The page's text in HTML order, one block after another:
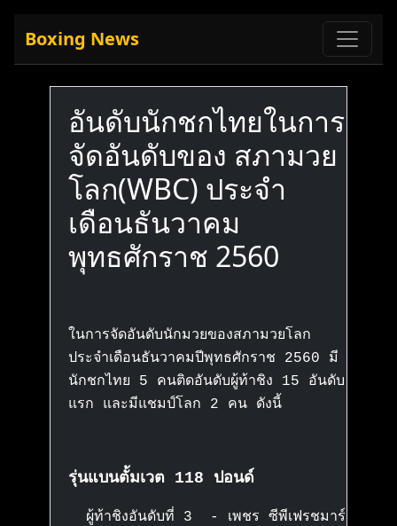
Boxing News
อันดับนักชกไทยในการ
จัดอันดับของ สภามวย
โลก(WBC) ประจำ
เดือนธันวาคม
พุทธศักราช 2560
ในการจัดอันดับนักมวยของสภามวยโลก
ประจำเดือนธันวาคมปีพุทธศักราช 2560 มี
นักชกไทย 5 คนติดอันดับผู้ท้าชิง 15 อันดับ
แรก และมีแชมป์โลก 2 คน ดังนี้
รุ่นแบนตั้มเวต 118 ปอนด์
ผู้ท้าชิงอันดับที่ 3 - เพชร ซีพีเฟรชมาร์